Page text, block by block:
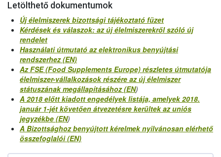
Letölthető dokumentumok
Új élelmiszerek bizottsági tájékoztató füzet
Kérdések és válaszok: az új élelmiszerekről szóló új
rendelet
Használati útmutató az elektronikus benyújtási
rendszerhez (EN)
Az FSE (Food Supplements Europe) részletes útmutatója
élelmiszer-vállalkozások részére az új élelmiszer
státuszának megállapításához (EN)
A 2018 előtt kiadott engedélyek listája, amelyek 2018.
január 1-jét követően átvezetésre kerültek az uniós
jegyzékbe (EN)
A Bizottsághoz benyújtott kérelmek nyilvánosan elérhető
összefoglalói (EN)